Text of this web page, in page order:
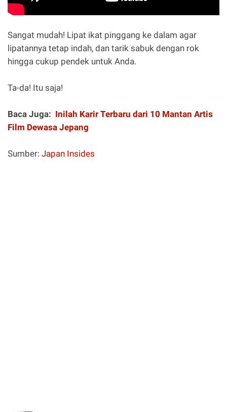
Sangat mudah! Lipat ikat pinggang ke dalam agar
lipatannya tetap indah, dan tarik sabuk dengan rok
hingga cukup pendek untuk Anda.
Ta-da! Itu saja!
Baca Juga: Inilah Karir Terbaru dari 10 Mantan Artis
Film Dewasa Jepang
Sumber: Japan Insides